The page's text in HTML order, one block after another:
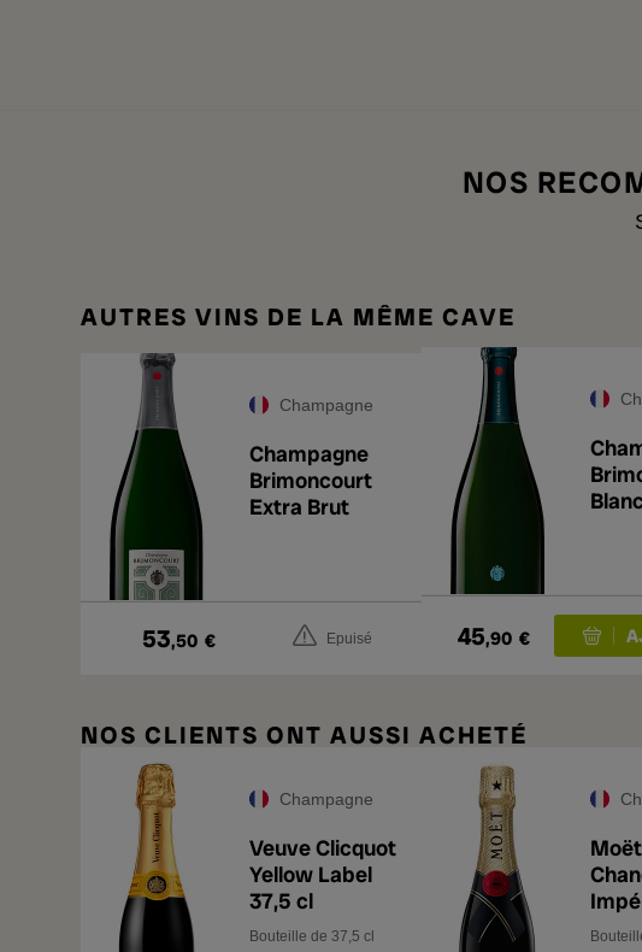
NOS
AUTRES VINS DE LA MÊME CAVE
Champagne
Champagne
Brimoncourt
Extra Brut
53,50 € Epuisé 45,90 €
NOS CLIENTS ONT AUSSI ACHETÉ
Champagne
Veuve Clicquot
Yellow Label
37,5 cl
Bouteille de 37,5 cl